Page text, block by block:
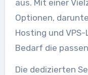
aus. Mit einer
Optionen,
Hosting und
Bedarf die
Die dedizierten